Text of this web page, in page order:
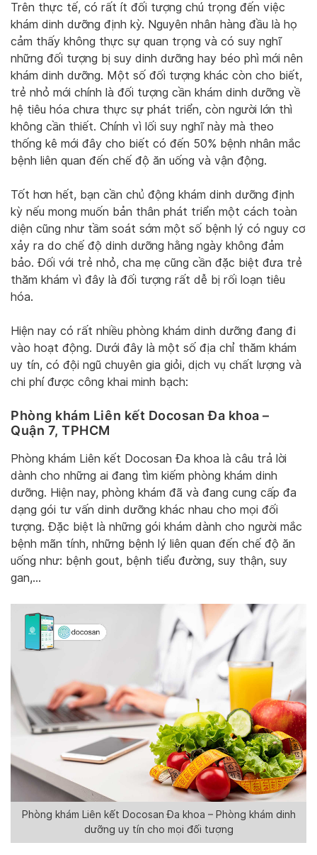
Trên thực tế, có rất ít đối tượng chú trọng đến việc
khám dinh dưỡng định kỳ. Nguyên nhân hàng đầu là họ
cảm thấy không thực sự quan trọng và có suy nghĩ
những đối tượng bị suy dinh dưỡng hay béo phì mới nên
khám dinh dưỡng. Một số đối tượng khác còn cho biết,
trẻ nhỏ mới chính là đối tượng cần khám dinh dưỡng về
hệ tiêu hóa chưa thực sự phát triển, còn người lớn thì
không cần thiết. Chính vì lối suy nghĩ này mà theo
thống kê mới đây cho biết có đến 50% bệnh nhân mắc
bệnh liên quan đến chế độ ăn uống và vận động.
Tốt hơn hết, bạn cần chủ động khám dinh dưỡng định
kỳ nếu mong muốn bản thân phát triển một cách toàn
diện cũng như tầm soát sớm một số bệnh lý có nguy cơ
xảy ra do chế độ dinh dưỡng hằng ngày không đảm
bảo. Đối với trẻ nhỏ, cha mẹ cũng cần đặc biệt đưa trẻ
thăm khám vì đây là đối tượng rất dễ bị rối loạn tiêu
hóa.
Hiện nay có rất nhiều phòng khám dinh dưỡng đang đi
vào hoạt động. Dưới đây là một số địa chỉ thăm khám
uy tín, có đội ngũ chuyên gia giỏi, dịch vụ chất lượng và
chi phí được công khai minh bạch:
Phòng khám Liên kết Docosan Đa khoa –
Quận 7, TPHCM
Phòng khám Liên kết Docosan Đa khoa là câu trả lời
dành cho những ai đang tìm kiếm phòng khám dinh
dưỡng. Hiện nay, phòng khám đã và đang cung cấp đa
dạng gói tư vấn dinh dưỡng khác nhau cho mọi đối
tượng. Đặc biệt là những gói khám dành cho người mắc
bệnh mãn tính, những bệnh lý liên quan đến chế độ ăn
uống như: bệnh gout, bệnh tiểu đường, suy thận, suy
gan,…
Phòng khám Liên kết Docosan Đa khoa – Phòng khám dinh
dưỡng uy tín cho mọi đối tượng